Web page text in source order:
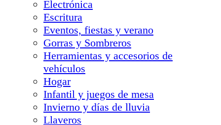
Electrónica
Escritura
Eventos, fiestas y verano
Gorras y Sombreros
Herramientas y accesorios de
vehículos
Hogar
Infantil y juegos de mesa
Invierno y días de lluvia
Llaveros